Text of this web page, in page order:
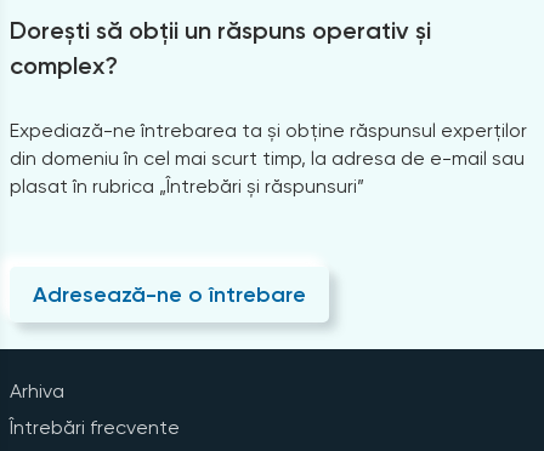
Dorești să obții un răspuns operativ și
complex?
Expediază-ne întrebarea ta și obține răspunsul experților
din domeniu în cel mai scurt timp, la adresa de e-mail sau
plasat în rubrica „Întrebări și răspunsuri”
Adresează-ne o întrebare
Arhiva
Întrebări frecvente